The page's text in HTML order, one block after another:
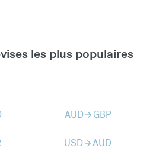
les plus populaires
AUDarrow_forward GBP
USDarrow_forwardAUD